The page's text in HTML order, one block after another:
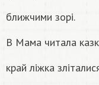
ближчими зорі.
В Мама читала
край ліжка